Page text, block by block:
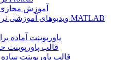
آموزش مجازی
ویدیوهای آموزشی نرم افزار MATLAB
پاورپوینت آماده
قالب پاورپوینت
قالب پاورپوینت